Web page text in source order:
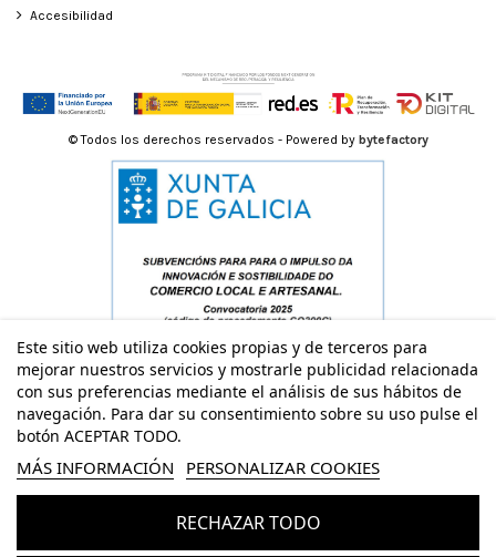
Accesibilidad
Este sitio web utiliza cookies propias y de terceros para
mejorar nuestros servicios y mostrarle publicidad relacionada
con sus preferencias mediante el análisis de sus hábitos de
navegación. Para dar su consentimiento sobre su uso pulse el
botón ACEPTAR TODO.
MÁS INFORMACIÓN PERSONALIZAR COOKIES
RECHAZAR TODO
© Todos los derechos reservados - Powered by bytefactory